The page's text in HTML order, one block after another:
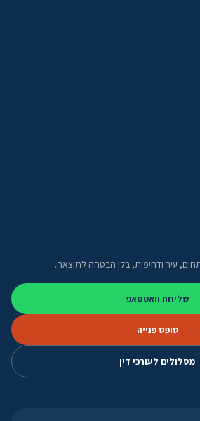
עיר ודחיפות, בלי הבטחה לתוצאה.
שליחת וואטסאפ
טופס פנייה
מסלולים לעורכי דין